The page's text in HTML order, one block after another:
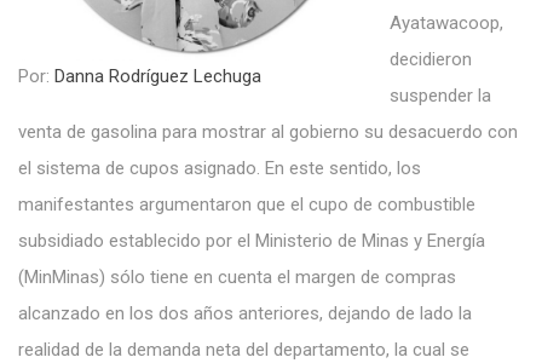
Por: Danna Rodríguez Lechuga
Ayatawacoop,
decidieron
suspender la
venta de gasolina para mostrar al gobierno su desacuerdo con
el sistema de cupos asignado. En este sentido, los
manifestantes argumentaron que el cupo de combustible
subsidiado establecido por el Ministerio de Minas y Energía
(MinMinas) sólo tiene en cuenta el margen de compras
alcanzado en los dos años anteriores, dejando de lado la
realidad de la demanda neta del departamento, la cual se